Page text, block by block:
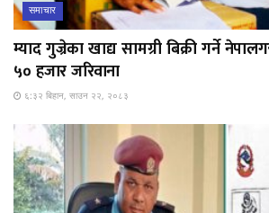
समाचार
म्याद गुज्रेका खाद्य सामग्री बिक्री गर्ने
५० हजार जरिवाना
६:३२ बिहान, साउन २२, २०८३